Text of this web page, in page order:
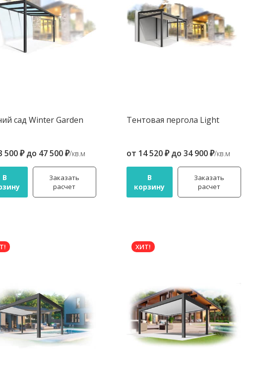
сад Winter Garden
500 ₽до 47 500 ₽/кв.м
В
Заказать
расчет
Тентовая пергола Light
от 14 520 ₽до 34 900 ₽/кв.м
В
корзину
Заказать
расчет
ХИТ!